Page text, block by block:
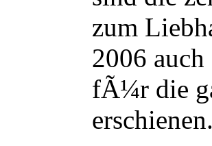
zum
2006
fÃ¼r die